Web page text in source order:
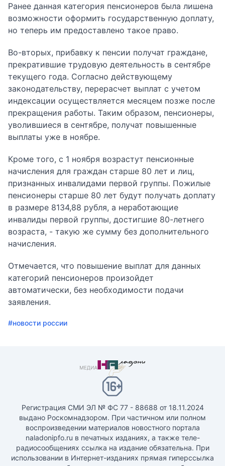
Ранее данная категория пенсионеров была лишена
возможности оформить государственную доплату,
но теперь им предоставлено такое право.
Во-вторых, прибавку к пенсии получат граждане,
прекратившие трудовую деятельность в сентябре
текущего года. Согласно действующему
законодательству, перерасчет выплат с учетом
индексации осуществляется месяцем позже после
прекращения работы. Таким образом, пенсионеры,
уволившиеся в сентябре, получат повышенные
выплаты уже в ноябре.
Кроме того, с 1 ноября возрастут пенсионные
начисления для граждан старше 80 лет и лиц,
признанных инвалидами первой группы. Пожилые
пенсионеры старше 80 лет будут получать доплату
в размере 8134,88 рубля, а неработающие
инвалиды первой группы, достигшие 80-летнего
возраста, - такую же сумму без дополнительного
начисления.
Отмечается, что повышение выплат для данных
категорий пенсионеров произойдет
автоматически, без необходимости подачи
заявления.
#новости россии
Регистрация СМИ ЭЛ № ФС 77 - 88688 от 18.11.2024
выдано Роскомнадзором. При частичном или полном
воспроизведении материалов новостного портала
naladonipfo.ru в печатных изданиях, а также теле-
радиосообщениях ссылка на издание обязательна. При
использовании в Интернет-изданиях прямая гиперссылка